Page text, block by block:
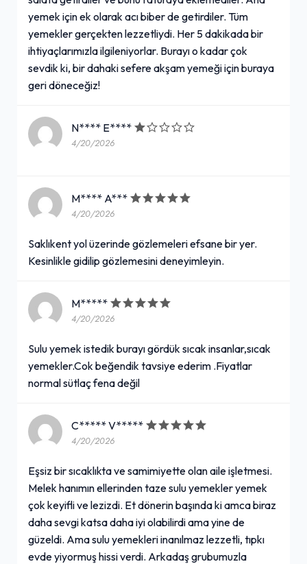
yemek için ek olarak acı biber de getirdiler. Tüm
yemekler gerçekten lezzetliydi. Her 5 dakikada bir
ihtiyaçlarımızla ilgileniyorlar. Burayı o kadar çok
sevdik ki, bir dahaki sefere akşam yemeği için buraya
geri döneceğiz!
N**** E****
4/20/2026
M**** A***
4/20/2026
Saklıkent yol üzerinde gözlemeleri efsane bir yer.
Kesinlikle gidilip gözlemesini deneyimleyin.
M*****
4/20/2026
Sulu yemek istedik burayı gördük sıcak insanlar,sıcak
yemekler.Cok beğendik tavsiye ederim .Fiyatlar
normal sütlaç fena değil
C***** V*****
4/20/2026
Eşsiz bir sıcaklıkta ve samimiyette olan aile işletmesi.
Melek hanımın ellerinden taze sulu yemekler yemek
çok keyifli ve lezizdi. Et dönerin başında ki amca biraz
daha sevgi katsa daha iyi olabilirdi ama yine de
güzeldi. Ama sulu yemekleri inanılmaz lezzetli, tıpkı
evde yiyormuş hissi verdi. Arkadaş grubumuzla